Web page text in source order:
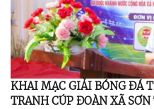
KHAI MẠC GIẢI BÓNG ĐÁ
TRANH CÚP ĐOÀN XÃ